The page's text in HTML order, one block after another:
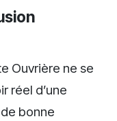
Ouvrière ne se
réel d’une
bonne